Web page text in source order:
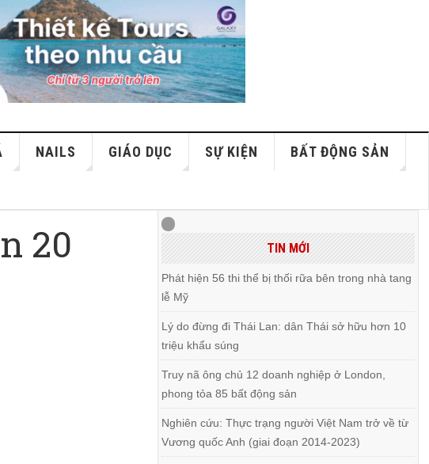
NAILS GIÁO DỤC SỰ KIỆN BẤT ĐỘNG SẢN
20
TIN MỚI
Phát hiện 56 thi thể bị thối rữa bên trong nhà tang
lễ Mỹ
Lý do đừng đi Thái Lan: dân Thái sở hữu hơn 10
triệu khẩu súng
Truy nã ông chủ 12 doanh nghiệp ở London,
phong tỏa 85 bất động sản
Nghiên cứu: Thực trạng người Việt Nam trở về từ
Vương quốc Anh (giai đoạn 2014-2023)